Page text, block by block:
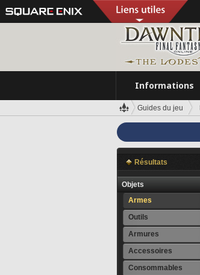
Informations
Guides du jeu
Résultats
Objets
Armes
Outils
Armures
Accessoires
Consommables